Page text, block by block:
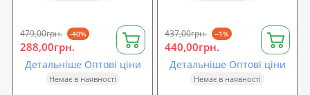
479,00грн. -40%
288,00грн.
Детальніше Оптові ціни
Немає в наявності
437,00грн. --1%
440,00грн.
Детальніше Оптові ціни
Немає в наявності